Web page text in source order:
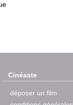
Cinéaste
déposer un film